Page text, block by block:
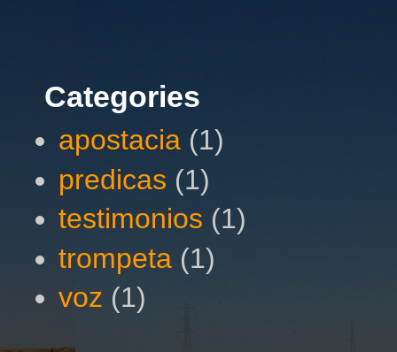
Categories
apostacia (1)
predicas (1)
testimonios (1)
trompeta (1)
voz (1)